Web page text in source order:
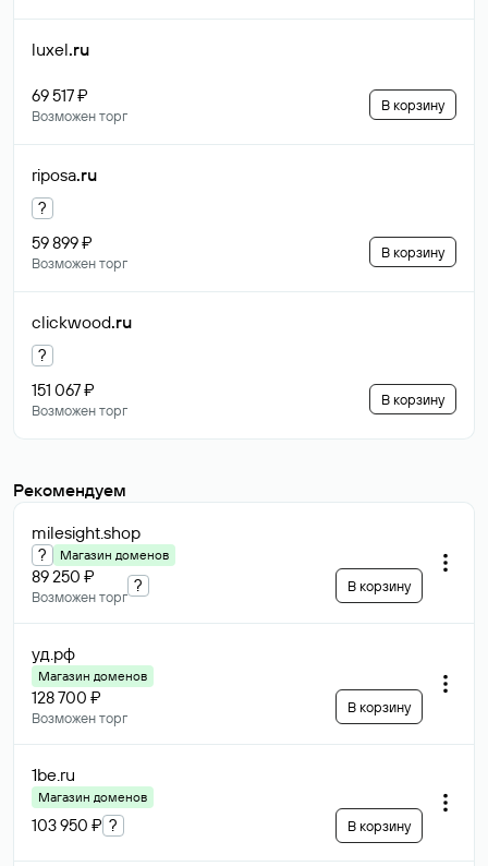
luxel.ru
69 517 ₽
Возможен торг
В корзину
riposa.ru
?
59 899 ₽
Возможен торг
В корзину
clickwood.ru
?
151 067 ₽
Возможен торг
В корзину
Рекомендуем
milesight.shop
? Магазин доменов
89 250 ₽
Возможен торг
? В корзину
уд.рф
Магазин доменов
128 700 ₽
Возможен торг
В корзину
1be.ru
Магазин доменов
103 950 ₽ ? В корзину